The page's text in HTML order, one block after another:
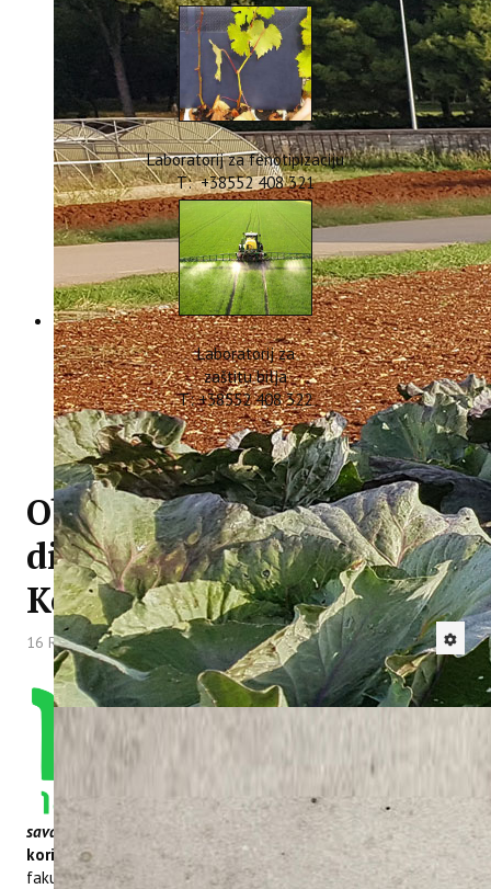
Laboratorij za fenotipizaciju
T: +38552 408 321
Laboratorij za
zaštitu bilja
T: +38552 408 322
Obrana doktorske
disertacije - dr.sc. Laura
Košćak
16 Rujan 2025 Hitova: 1120
Čestitamo našoj doktorandici
naslova „Osjetljivost
hrvatskih autohtonih sorti
masline na
Pseudomonas
savastanoi
pv. savastanoi
i mogućnosti kontrole
korištenjem bioaktivnih spojeva“
na Agronomskom
fakultetu Sveučilišta u Zagrebu i stjecanje akademskog